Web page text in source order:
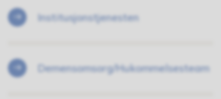
Institusjonstjenesten
Demensomsorg/Hukommelsesteam